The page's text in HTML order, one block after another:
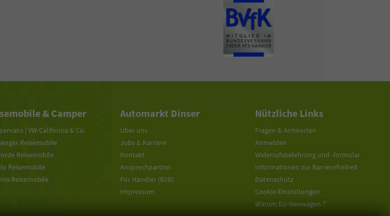
& Camper
| VW California & Co.
Reisemobile
Reisemobile
Reisemobile
Reisemobile
Automarkt Dinser
Über uns
Jobs & Karriere
Kontakt
Ansprechpartner
Für Händler (B2B)
Impressum
Nützliche Links
Fragen & Antworten
Anmelden
Widerrufsbelehrung und -formular
Informationen zur Barrierefreiheit
Datenschutz
Cookie-Einstellungen
Warum EU-Neuwagen ?